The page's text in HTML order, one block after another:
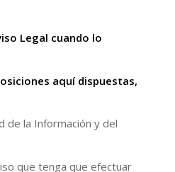
Legal cuando lo
aquí dispuestas,
de la Información y del
que tenga que efectuar